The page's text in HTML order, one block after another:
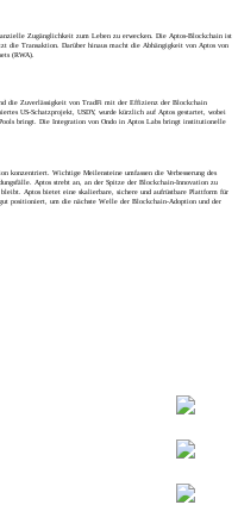
Zugänglichkeit zum Leben zu erwecken. Die Aptos-Blockchain ist
die Transaktion. Darüber hinaus macht die Abhängigkeit von Aptos von
(RWA).
die Zuverlässigkeit von TradFi mit der Effizienz der Blockchain
US-Schatzprojekt, USDY, wurde kürzlich auf Aptos gestartet, wobei
bringt. Die Integration von Ondo in Aptos Labs bringt institutionelle
konzentriert. Wichtige Meilensteine umfassen die Verbesserung des
Aptos strebt an, an der Spitze der Blockchain-Innovation zu
Aptos bietet eine skalierbare, sichere und aufrüstbare Plattform für
positioniert, um die nächste Welle der Blockchain-Adoption und der